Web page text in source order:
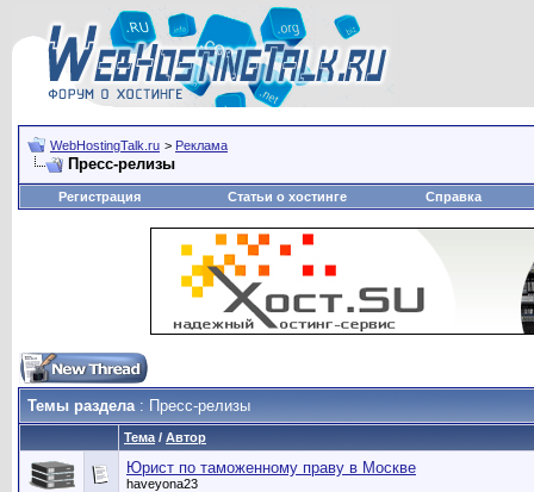
WebHostingTalk.ru > Реклама
Пресс-релизы
Регистрация Статьи о хостинге Справка
Темы раздела: Пресс-релизы
Тема / Автор
Юрист по таможенному праву в Москве
haveyona23